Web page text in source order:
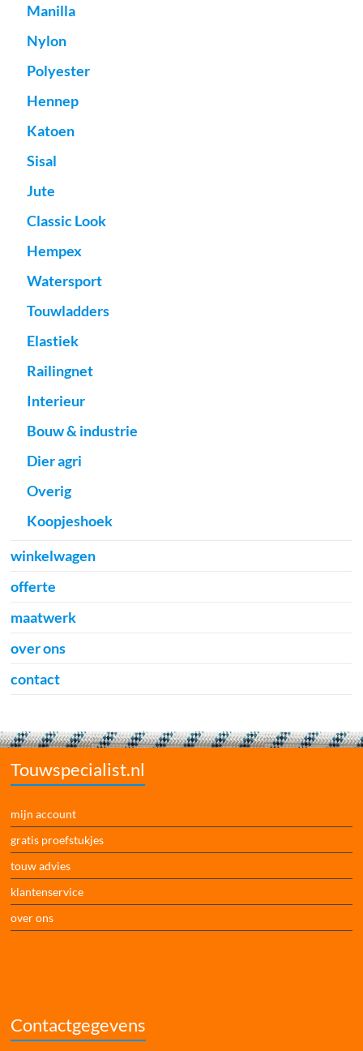
Manilla
Nylon
Polyester
Hennep
Katoen
Sisal
Jute
Classic Look
Hempex
Watersport
Touwladders
Elastiek
Railingnet
Interieur
Bouw & industrie
Dier agri
Overig
Koopjeshoek
winkelwagen
offerte
maatwerk
over ons
contact
Touwspecialist.nl
mijn account
gratis proefstukjes
touw advies
klantenservice
over ons
Contactgegevens